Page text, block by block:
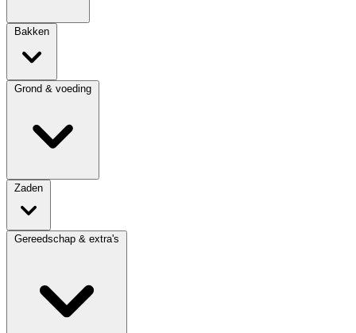
Bakken
Grond & voeding
Zaden
Gereedschap & extra's